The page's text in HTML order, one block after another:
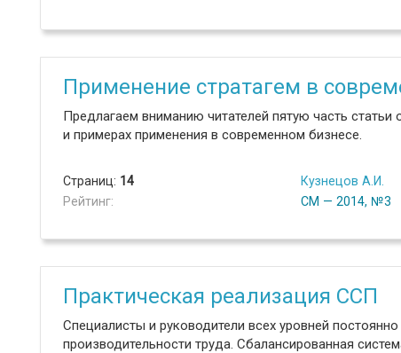
Применение стратагем в
Предлагаем вниманию читателей пятую часть статьи
и примерах применения в современном бизнесе.
Страниц: 14
Рейтинг:
Кузнецов А.И.
СМ — 2014, №3
Практическая реализация ССП
Специалисты и руководители всех уровней
производительности труда. Сбалансированная